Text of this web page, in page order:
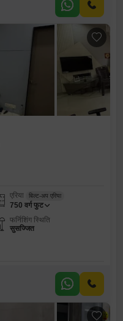
एरिया बिल्ट-अप एरिया
750 वर्ग फुट
फर्निशिंग स्थिति
सुसज्जित